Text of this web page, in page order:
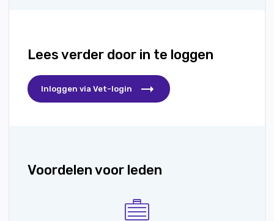
Lees verder door in te loggen
Inloggen via Vet-login
Voordelen voor leden